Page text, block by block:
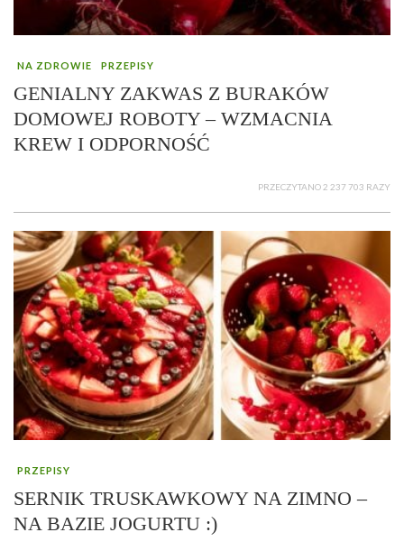
NA ZDROWIE PRZEPISY
GENIALNY ZAKWAS Z BURAKÓW
DOMOWEJ ROBOTY – WZMACNIA
KREW I ODPORNOŚĆ
PRZECZYTANO 2 237 703 RAZY
PRZEPISY
SERNIK TRUSKAWKOWY NA ZIMNO –
NA BAZIE JOGURTU :)